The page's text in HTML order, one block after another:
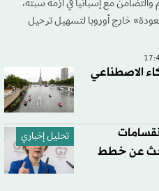
مع إسبانيا في أزمة سبتة،
خارج أوروبا لتسهيل ترحيل
الاصطناعي
تحليل إخباري
عن خطط